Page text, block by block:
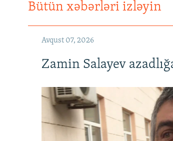
Bütün xəbərləri izləyin
Avqust 07, 2026
Zamin Salayev